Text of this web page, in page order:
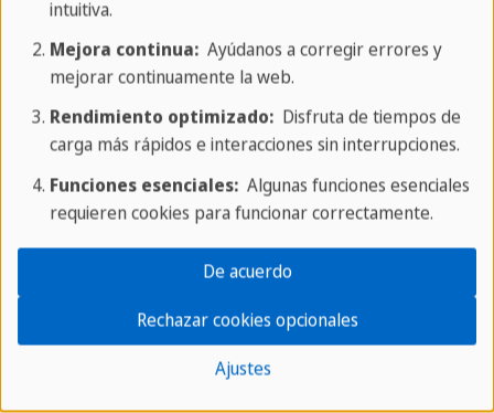
WhatsApp
Escuelas para jóvenes
St. Julian's
St. Paul's Bay
Londres
Brighton
Escuelas para adultos
intuitiva.
Mejora continua:Ayúdanos a corregir errores y
mejorar continuamente la web.
Rendimiento optimizado:Disfruta de tiempos de
carga más rápidos e interacciones sin interrupciones.
Funciones esenciales:Algunas funciones esenciales
requieren cookies para funcionar correctamente.
Ajustes
Rechazar cookies opcionales
De acuerdo